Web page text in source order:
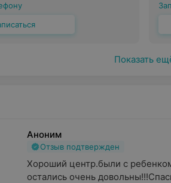
Показать
Аноним
Отзыв подтвержден
Хороший центр.были с
остались очень